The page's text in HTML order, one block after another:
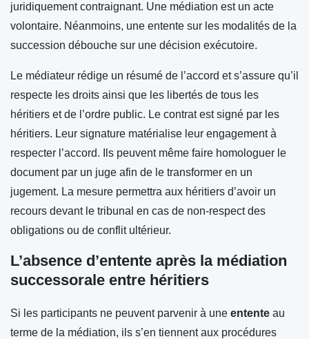
juridiquement contraignant. Une médiation est un acte
volontaire. Néanmoins, une entente sur les modalités de la
succession débouche sur une décision exécutoire.
Le médiateur rédige un résumé de l’accord et s’assure qu’il
respecte les droits ainsi que les libertés de tous les
héritiers et de l’ordre public. Le contrat est signé par les
héritiers. Leur signature matérialise leur engagement à
respecter l’accord. Ils peuvent même faire homologuer le
document par un juge afin de le transformer en un
jugement. La mesure permettra aux héritiers d’avoir un
recours devant le tribunal en cas de non-respect des
obligations ou de conflit ultérieur.
L’absence d’entente après la médiation
successorale entre héritiers
Si les participants ne peuvent parvenir à une entente au
terme de la médiation, ils s’en tiennent aux procédures